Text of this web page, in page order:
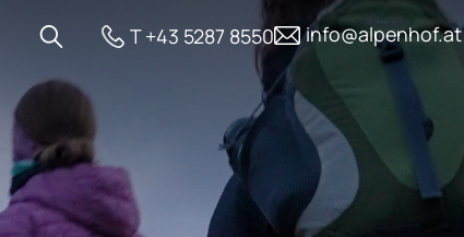
T +43 5287 8550 info@alpenhof.at